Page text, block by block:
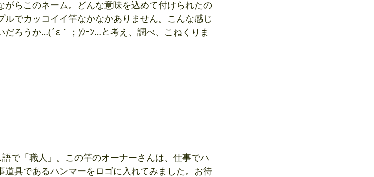
らこのネーム。どんな意味を込めて付けられたの
でカッコイイ竿なかなかありません。こんな感じ
ろうか…(´ε｀；)ｳｰﾝ…と考え、調べ、こねくりま
道具であるハンマーをロゴに入れてみました。お待